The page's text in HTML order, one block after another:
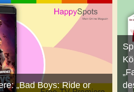
„Bad Boys: Ride or